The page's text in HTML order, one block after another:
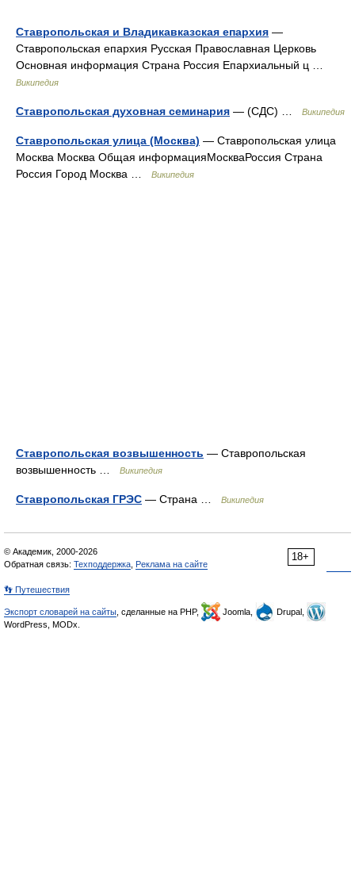
Ставропольская и Владикавказская епархия —
Ставропольская епархия Русская Православная Церковь
Основная информация Страна Россия Епархиальный ц …
Википедия
Ставропольская духовная семинария — (СДС) … Википедия
Ставропольская улица (Москва) — Ставропольская улица
Москва Москва Общая информацияМоскваРоссия Страна
Россия Город Москва …
Википедия
Ставропольская возвышенность — Ставропольская
возвышенность …
Википедия
Ставропольская ГРЭС — Страна … Википедия
18+
© Академик, 2000-2026
Обратная связь: Техподдержка Реклама на сайте
👣 Путешествия
Экспорт словарей на сайты , сделанные на PHP, Joomla,
Drupal,
WordPress, MODx.